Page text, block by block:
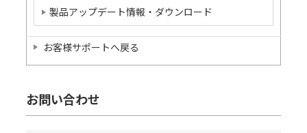
製品アップデート情報・ダウンロード
お客様サポートへ戻る
お問い合わせ